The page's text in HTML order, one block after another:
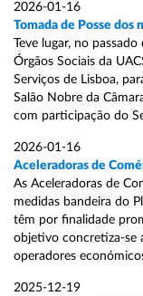
2026-01-16
Tomada de Posse dos
Teve lugar, no
Órgãos Sociais da
Serviços de Lisboa,
Salão Nobre da
com participação do
2026-01-16
Aceleradoras de
As Aceleradoras de
medidas bandeira do
têm por finalidade
objetivo concretiza-se
operadores
2025-12-19